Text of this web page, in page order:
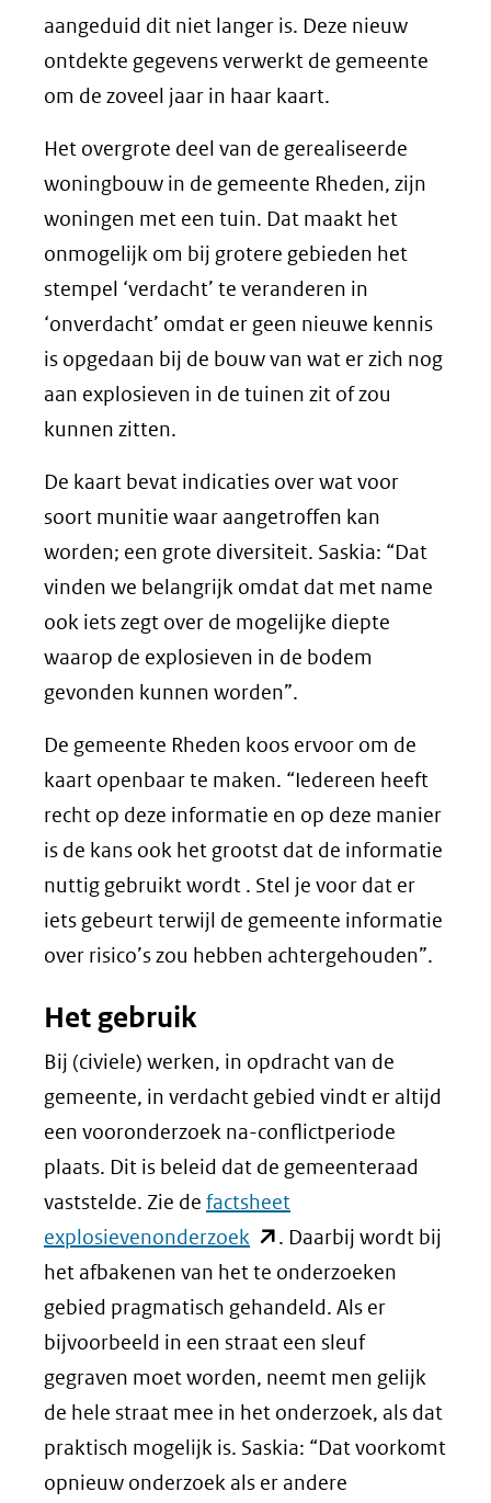
aangeduid dit niet langer is. Deze nieuw
ontdekte gegevens verwerkt de gemeente
om de zoveel jaar in haar kaart.
Het overgrote deel van de gerealiseerde
woningbouw in de gemeente Rheden, zijn
woningen met een tuin. Dat maakt het
onmogelijk om bij grotere gebieden het
stempel ‘verdacht’ te veranderen in
‘onverdacht’ omdat er geen nieuwe kennis
is opgedaan bij de bouw van wat er zich nog
aan explosieven in de tuinen zit of zou
kunnen zitten.
De kaart bevat indicaties over wat voor
soort munitie waar aangetroffen kan
worden; een grote diversiteit. Saskia: “Dat
vinden we belangrijk omdat dat met name
ook iets zegt over de mogelijke diepte
waarop de explosieven in de bodem
gevonden kunnen worden”.
De gemeente Rheden koos ervoor om de
kaart openbaar te maken. “Iedereen heeft
recht op deze informatie en op deze manier
is de kans ook het grootst dat de informatie
nuttig gebruikt wordt . Stel je voor dat er
iets gebeurt terwijl de gemeente informatie
over risico’s zou hebben achtergehouden”.
Het gebruik
Bij (civiele) werken, in opdracht van de
gemeente, in verdacht gebied vindt er altijd
een vooronderzoek na-conflictperiode
plaats. Dit is beleid dat de gemeenteraad
vaststelde. Zie de factsheet
explosievenonderzoek (opent
in
nieuw
venster)
(verwijst
naar
een
andere
. Daarbij wordt bij
het afbakenen van het te onderzoeken
gebied pragmatisch gehandeld. Als er
bijvoorbeeld in een straat een sleuf
gegraven moet worden, neemt men gelijk
de hele straat mee in het onderzoek, als dat
praktisch mogelijk is. Saskia: “Dat voorkomt
opnieuw onderzoek als er andere